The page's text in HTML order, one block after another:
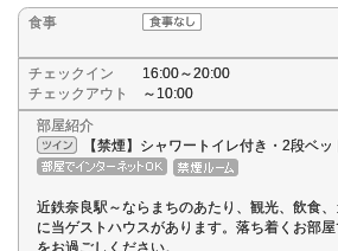
食事
チェックイン
16:00～20:00
チェックアウト
～10:00
部屋紹介
【禁煙】シャワートイレ付き・2段ベ
近鉄奈良駅～ならまちのあたり、観光、飲食
に当ゲストハウスがあります。落ち着くお部